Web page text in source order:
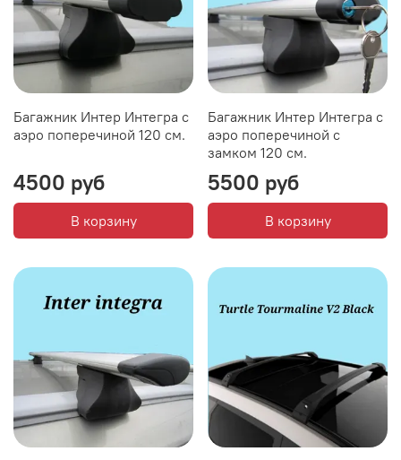
Багажник Интер Интегра с
аэро поперечиной 120 см.
4500 руб
В корзину
Багажник Интер Интегра с
аэро поперечиной с
замком 120 см.
5500 руб
В корзину